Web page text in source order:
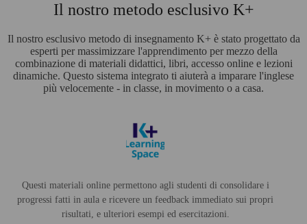
Il nostro metodo esclusivo K+
Il nostro esclusivo metodo di insegnamento K+ è stato progettato da
esperti per massimizzare l'apprendimento per mezzo della
combinazione di materiali didattici, libri, accesso online e lezioni
dinamiche. Questo sistema integrato ti aiuterà a imparare l'inglese
più velocemente - in classe, in movimento o a casa.
Questi materiali online permettono agli studenti di consolidare i
progressi fatti in aula e ricevere un feedback immediato sui propri
risultati, e ulteriori esempi ed esercitazioni.